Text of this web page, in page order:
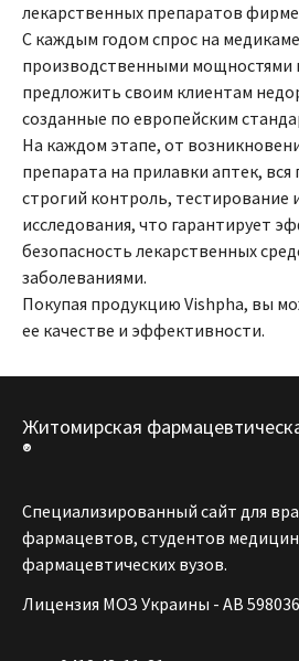
лекарственных препаратов
С каждым годом спрос на
производственными мощностями
предложить своим клиентам
созданные по европейским
На каждом этапе, от
препарата на прилавки аптек,
строгий контроль, тестирование
исследования, что гарантирует
безопасность лекарственных
заболеваниями.
Покупая продукцию Vishpha, вы
ее качестве и эффективности.
Житомирская
®
Специализированный сайт для
фармацевтов, студентов
фармацевтических вузов.
Лицензия МОЗ Украины - АВ 598036